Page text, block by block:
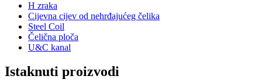
H zraka
Cijevna cijev od nehrđajućeg čelika
Steel Coil
Čelična ploča
U&C kanal
Istaknuti proizvodi